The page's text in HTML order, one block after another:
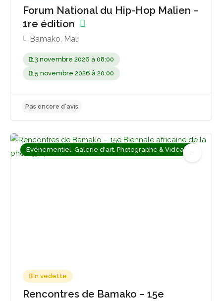
Forum National du Hip-Hop Malien –
1re édition
Bamako, Mali
13 novembre 2026 à 08:00
15 novembre 2026 à 20:00
Evénementiel, Galerie d'art, Photographe & Vidéaste
En vedette
Rencontres de Bamako – 15e